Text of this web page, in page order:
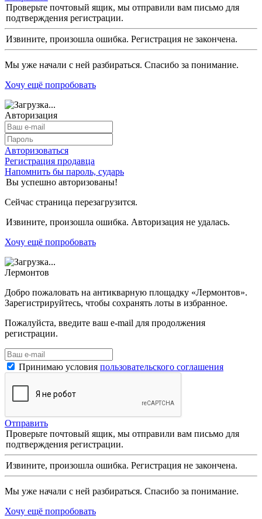
Проверьте почтовый ящик, мы отправили вам письмо для
подтверждения регистрации.
Извините, произошла ошибка. Регистрация не закончена.
Мы уже начали с ней разбираться. Спасибо за понимание.
Хочу ещё попробовать
Авторизация
Авторизоваться
Регистрация продавца
Напомнить бы пароль, сударь
Вы успешно авторизованы!
Сейчас страница перезагрузится.
Извините, произошла ошибка. Авторизация не удалась.
Хочу ещё попробовать
Лермонтов
Добро пожаловать на антикварную площадку «Лермонтов».
Зарегистрируйтесь, чтобы сохранять лоты в избранное.
Пожалуйста, введите ваш e-mail для продолжения
регистрации.
Принимаю условия пользовательского соглашения
Отправить
Проверьте почтовый ящик, мы отправили вам письмо для
подтверждения регистрации.
Извините, произошла ошибка. Регистрация не закончена.
Мы уже начали с ней разбираться. Спасибо за понимание.
Хочу ещё попробовать